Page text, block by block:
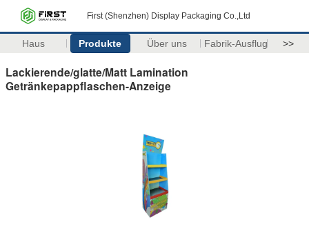
First (Shenzhen) Display Packaging Co.,Ltd
Haus Produkte Über uns Fabrik-Ausflug >>
Lackierende/glatte/Matt Lamination
Getränkepappflaschen-Anzeige